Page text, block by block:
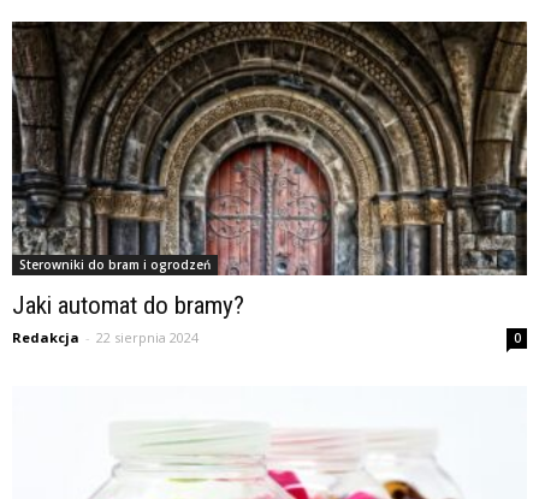
Sterowniki do bram i ogrodzeń
Jaki automat do bramy?
Redakcja - 22 sierpnia 2024 0